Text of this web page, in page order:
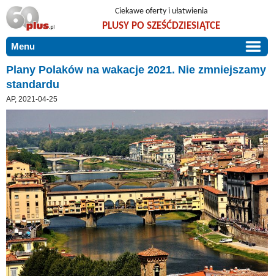
Ciekawe oferty i ułatwienia
PLUSY PO SZEŚĆDZIESIĄTCE
Menu
START
PROMOCJE
ARTYKUŁY
Szczególnie polecamy
Użyteczne porady
Szlachetne zdrowie
Mieszkaj wygodnie i bez barier
Warto wiedzieć!
Podróże i wypoczynek
Taniej, okazyjnie, specjalnie dla 60plus
DLA BLISKICH
ZGŁOŚ OFERTĘ
O NAS
KONTAKT
Plany Polaków na wakacje 2021. Nie zmniejszamy
standardu
AP, 2021-04-25